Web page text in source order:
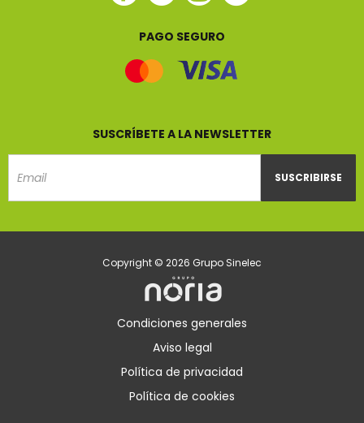
PAGO SEGURO
SUSCRÍBETE A LA NEWSLETTER
SUSCRIBIRSE
Copyright © 2026 Grupo Sinelec
Condiciones generales
Aviso legal
Política de privacidad
Política de cookies